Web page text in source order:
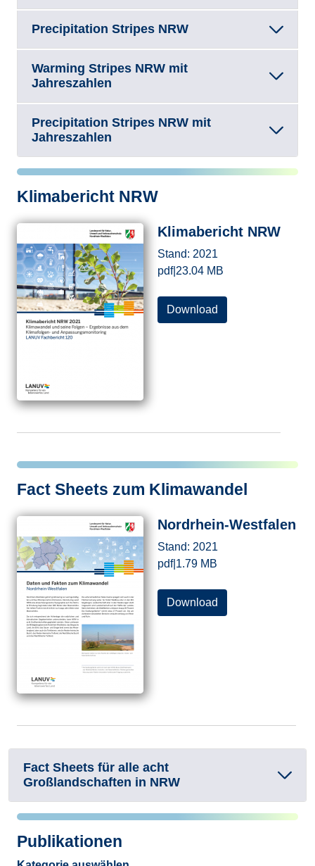
Precipitation Stripes NRW
Warming Stripes NRW mit
Jahreszahlen
Precipitation Stripes NRW mit
Jahreszahlen
Klimabericht NRW
Klimabericht NRW
Stand: 2021
pdf| 23.04 MB
Download
Fact Sheets zum Klimawandel
Nordrhein-Westfalen
Stand: 2021
pdf| 1.79 MB
Download
Fact Sheets für alle acht
Großlandschaften in NRW
Publikationen